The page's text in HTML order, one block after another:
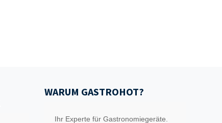
WARUM GASTROHOT?
Ihr Experte für Gastronomiegeräte.